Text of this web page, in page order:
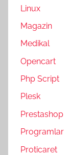
Linux
Magazin
Medikal
Opencart
Php Script
Plesk
Prestashop
Programlar
Proticaret